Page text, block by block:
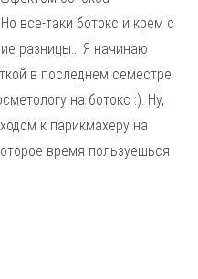
все-таки ботокс и крем с
разницы… Я начинаю
в последнем семестре
на ботокс :). Ну,
к парикмахеру на
время пользуешься